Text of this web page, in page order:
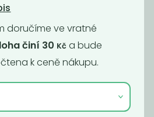
doručíme ve vratné
činí 30 Kč a bude
k ceně nákupu.